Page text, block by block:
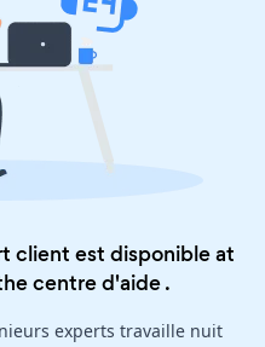
client est disponible at
centre d'aide.
experts travaille nuit